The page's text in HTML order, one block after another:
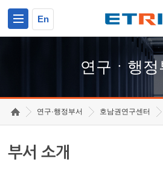
En
연구ㆍ행정
연구·행정부서 호남권연구센터
부서 소개